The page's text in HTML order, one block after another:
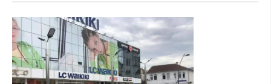
HISTORIA E KRYQIT TË KUQ
ИСТОРИЈАТ НА ДВИЖЕЊЕТО